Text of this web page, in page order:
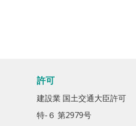
許可
建設業 国土交通大臣許可
特-６ 第2979号